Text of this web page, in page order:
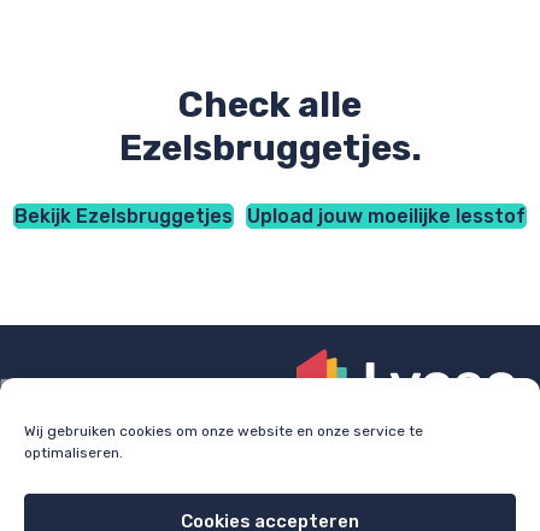
Wij gebruiken cookies om onze website en onze service te
optimaliseren.
Cookies accepteren
Check alle
Ezelsbruggetjes.
Bekijk Ezelsbruggetjes Upload jouw moeilijke lesstof
examentraining.